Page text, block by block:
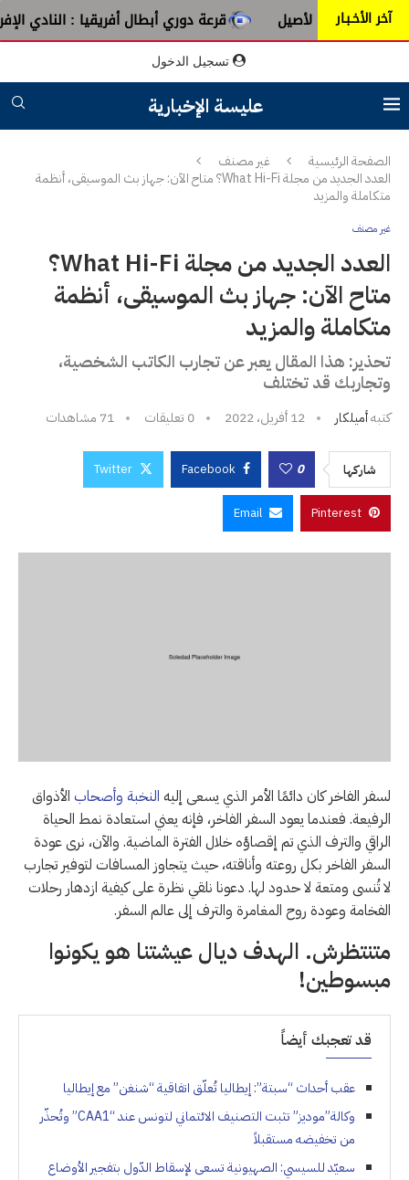
آخر الأخـبـار قرعة دوري أبطال أفريقيا : النادي الإفريقي يُواجه
تسجيل الدخول
عليسة الإخبارية
الصفحة الرئيسية
غير مصنف
العدد الجديد من مجلة What Hi-Fi؟ متاح الآن: جهاز بث الموسيقى، أنظمة
متكاملة والمزيد
غير مصنف
العدد الجديد من مجلة What Hi-Fi؟
متاح الآن: جهاز بث الموسيقى، أنظمة
متكاملة والمزيد
تحذير: هذا المقال يعبر عن تجارب الكاتب الشخصية،
وتجاربك قد تختلف
كتبهأميلكار 12 أفريل، 2022 0 تعليقات 71 مشاهدات
شاركها 0
Facebook
Twitter
Pinterest
Email
لسفر الفاخر كان دائمًا الأمر الذي يسعى إليه النخبة وأصحاب الأذواق
الرفيعة. فعندما يعود السفر الفاخر، فإنه يعني استعادة نمط الحياة
الراقي والترف الذي تم إقصاؤه خلال الفترة الماضية. والآن، نرى عودة
السفر الفاخر بكل روعته وأناقته، حيث يتجاوز المسافات لتوفير تجارب
لا تُنسى ومتعة لا حدود لها. دعونا نلقي نظرة على كيفية ازدهار رحلات
الفخامة وعودة روح المغامرة والترف إلى عالم السفر.
متنتظرش. الهدف ديال عيشتنا هو يكونوا
مبسوطين!
قد تعجبك أيضاً
عقب أحداث “سبتة”: إيطاليا تُعلّق اتفاقية “شنغن” مع إيطاليا
وكالة”موديز” تثبت التصنيف الائتماني لتونس عند “CAA1” وتُحذّر
من تخفيضه مستقبلاً
سعيّد للسيسي: الصهيونية تسعى لإسقاط الدّول بتفجير الأوضاع